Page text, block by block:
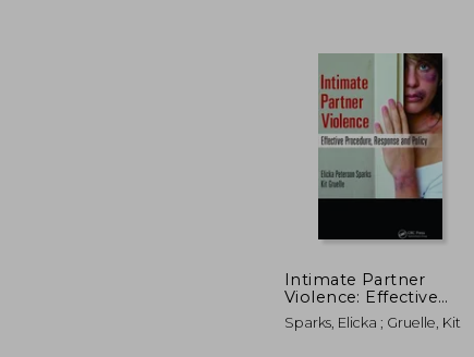
45%
dcto.
Intimate Partner
Violence: Effective
Procedure, Response
and Policy (en Inglés)
Sparks, Elicka ; Gruelle, Kit